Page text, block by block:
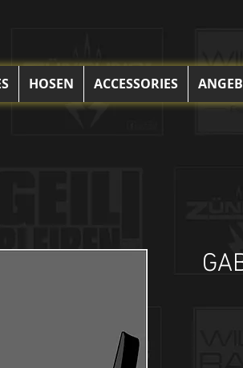
HOSEN ACCESSORIES